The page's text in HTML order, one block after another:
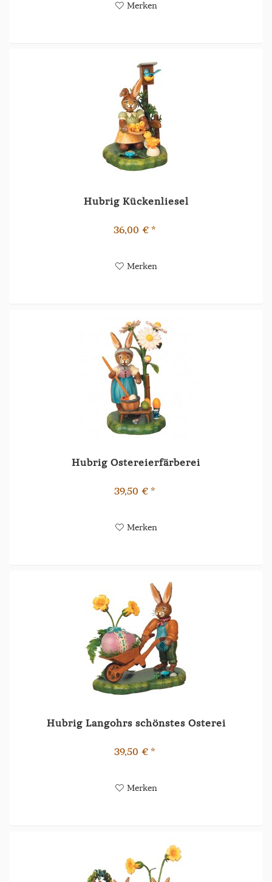
Merken
Hubrig Kückenliesel
36,00 € *
Merken
Hubrig Ostereierfärberei
39,50 € *
Merken
Hubrig Langohrs schönstes Osterei
39,50 € *
Merken